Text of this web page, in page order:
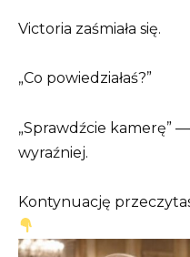
Victoria zaśmiała się.
„Co powiedziałaś?”
„Sprawdźcie kamerę”
wyraźniej.
Kontynuację